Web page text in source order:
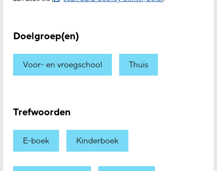
Doelgroep(en)
Voor- en vroegschool Thuis
Trefwoorden
E-boek Kinderboek